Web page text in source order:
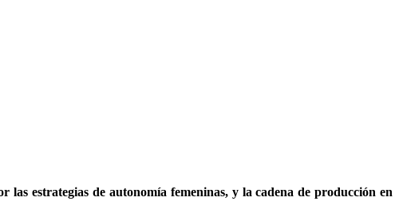
estrategias de autonomía femeninas, y la cadena de producción en